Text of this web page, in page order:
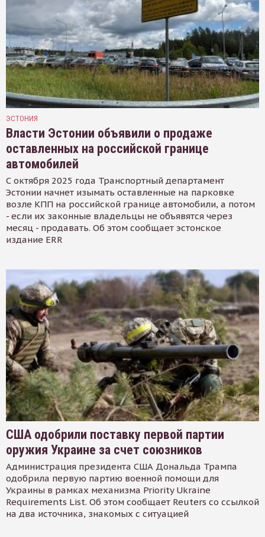
ЭСТОНИЯ
Власти Эстонии объявили о продаже
оставленных на российской границе
автомобилей
С октября 2025 года Транспортный департамент
Эстонии начнет изымать оставленные на парковке
возле КПП на российской границе автомобили, а потом
- если их законные владельцы не объявятся через
месяц - продавать. Об этом сообщает эстонское
издание ERR
США одобрили поставку первой партии
оружия Украине за счет союзников
Администрация президента США Дональда Трампа
одобрила первую партию военной помощи для
Украины в рамках механизма Priority Ukraine
Requirements List. Об этом сообщает Reuters со ссылкой
на два источника, знакомых с ситуацией